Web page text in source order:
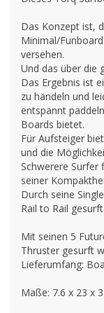
Das Konzept ist,
Minimal/
versehen.
Und das über die
Das Ergebnis ist
zu händeln und
entspannt
Boards bietet.
Für Aufsteiger
und die
Schwerere
seiner
Durch seine
Rail to Rail
Mit seinen 5
Thruster gesurft
Lieferumfang:
Maße: 7.6 x 23 x